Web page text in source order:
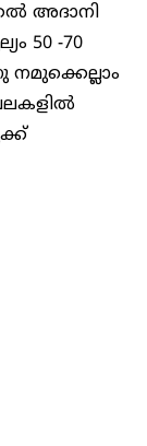
അദാനി
50 -70